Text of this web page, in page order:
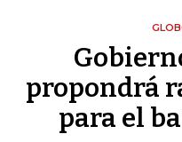
propondrá
para el